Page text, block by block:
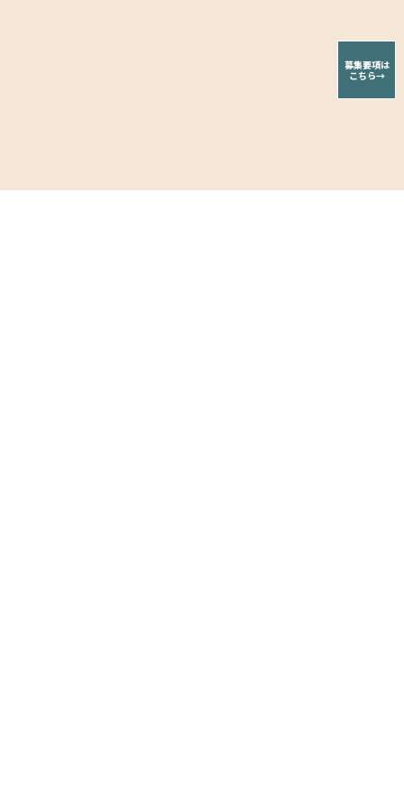
募集要項は
こちら→